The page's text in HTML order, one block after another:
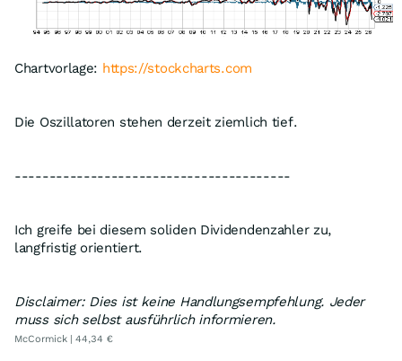
Chartvorlage: https://stockcharts.com
Die Oszillatoren stehen derzeit ziemlich tief.
----------------------------------------
Ich greife bei diesem soliden Dividendenzahler zu,
langfristig orientiert.
Disclaimer: Dies ist keine Handlungsempfehlung. Jeder
muss sich selbst ausführlich informieren.
McCormick | 44,34 €